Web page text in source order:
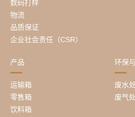
数码打样
物流
品质保证
企业社会责任（CSR）
产品
运输箱
零售箱
饮料箱
环保
废水
废气